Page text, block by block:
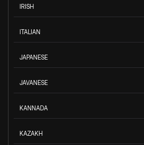
IRISH
ITALIAN
JAPANESE
JAVANESE
KANNADA
KAZAKH